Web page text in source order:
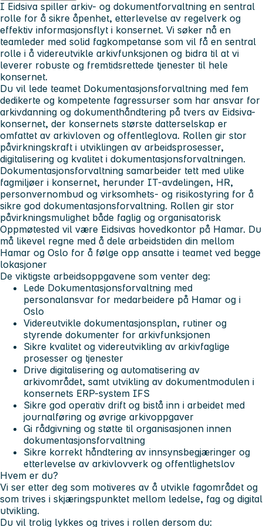
I Eidsiva spiller arkiv- og dokumentforvaltning en sentral
rolle for å sikre åpenhet, etterlevelse av regelverk og
effektiv informasjonsflyt i konsernet. Vi søker nå en
teamleder med solid fagkompetanse som vil få en sentral
rolle i å videreutvikle arkivfunksjonen og bidra til at vi
leverer robuste og fremtidsrettede tjenester til hele
konsernet.
Du vil lede teamet Dokumentasjonsforvaltning med fem
dedikerte og kompetente fagressurser som har ansvar for
arkivdanning og dokumenthåndtering på tvers av Eidsiva-
konsernet, der konsernets største datterselskap er
omfattet av arkivloven og offentleglova. Rollen gir stor
påvirkningskraft i utviklingen av arbeidsprosesser,
digitalisering og kvalitet i dokumentasjonsforvaltningen.
Dokumentasjonsforvaltning samarbeider tett med ulike
fagmiljøer i konsernet, herunder IT-avdelingen, HR,
personvernombud og virksomhets- og risikostyring for å
sikre god dokumentasjonsforvaltning. Rollen gir stor
påvirkningsmulighet både faglig og organisatorisk
Oppmøtested vil være Eidsivas hovedkontor på Hamar. Du
må likevel regne med å dele arbeidstiden din mellom
Hamar og Oslo for å følge opp ansatte i teamet ved begge
lokasjoner
De viktigste arbeidsoppgavene som venter deg:
Lede Dokumentasjonsforvaltning med
personalansvar for medarbeidere på Hamar og i
Oslo
Videreutvikle dokumentasjonsplan, rutiner og
styrende dokumenter for arkivfunksjonen
Sikre kvalitet og videreutvikling av arkivfaglige
prosesser og tjenester
Drive digitalisering og automatisering av
arkivområdet, samt utvikling av dokumentmodulen i
konsernets ERP-system IFS
Sikre god operativ drift og bistå inn i arbeidet med
journalføring og øvrige arkivoppgaver
Gi rådgivning og støtte til organisasjonen innen
dokumentasjonsforvaltning
Sikre korrekt håndtering av innsynsbegjæringer og
etterlevelse av arkivlovverk og offentlighetslov
Hvem er du?
Vi ser etter deg som motiveres av å utvikle fagområdet og
som trives i skjæringspunktet mellom ledelse, fag og digital
utvikling.
Du vil trolig lykkes og trives i rollen dersom du: